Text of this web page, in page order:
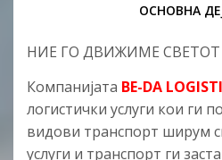
ОСНОВНА
НИЕ ГО ДВИЖИМЕ
Компанијата BE-DA
логистички услуги кои ги
видови транспорт ширум
услуги и транспорт ги